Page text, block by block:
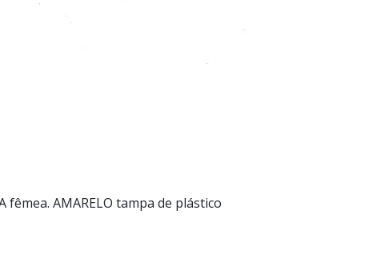
fêmea. AMARELO tampa de plástico